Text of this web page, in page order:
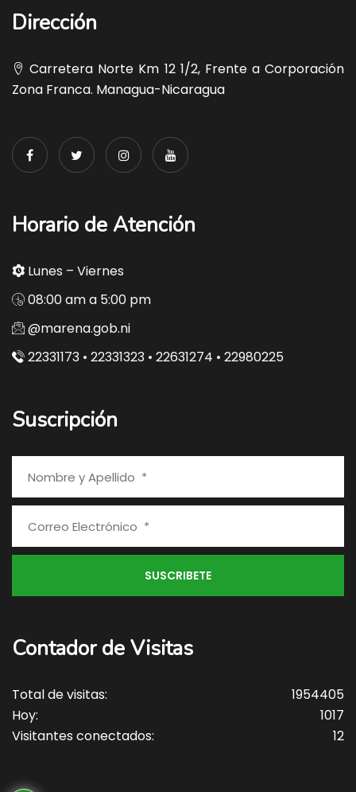
Dirección
Carretera Norte Km 12 1/2, Frente a Corporación
Zona Franca. Managua-Nicaragua
Horario de Atención
Lunes – Viernes
08:00 am a 5:00 pm
@marena.gob.ni
22331173 • 22331323 • 22631274 • 22980225
Suscripción
Contador de Visitas
1954405
Total de visitas:
1017
Hoy:
12
Visitantes conectados: